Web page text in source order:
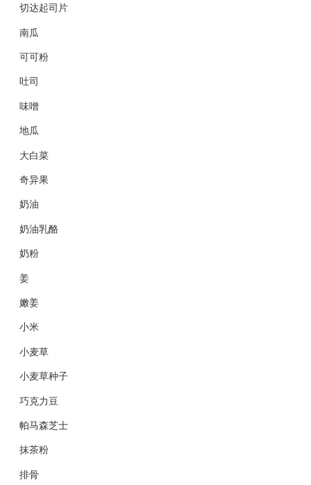
切达起司片
南瓜
可可粉
吐司
味噌
地瓜
大白菜
奇异果
奶油
奶油乳酪
奶粉
姜
嫩姜
小米
小麦草
小麦草种子
巧克力豆
帕马森芝士
抹茶粉
排骨